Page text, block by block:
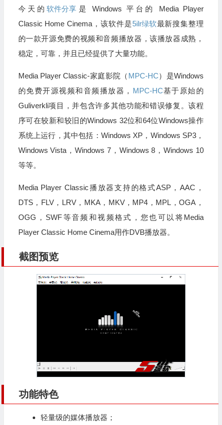
今天的软件分享 是 Windows 平台的 Media Player
Classic Home Cinema，该软件是5ilr绿软最新搜集整理
的一款开源免费的视频和音频播放器，该播放器成熟，
稳定，可靠，并且已经提供了大量功能。
Media Player Classic-家庭影院（ MPC-HC）是Windows
的免费开源视频和音频播放器， MPC-HC基于原始的
Guliverkli项目，并包含许多其他功能和错误修复。该程
序可在较新和较旧的Windows 32位和64位Windows操作
系统上运行，其中包括：Windows XP，Windows SP3，
Windows Vista，Windows 7，Windows 8，Windows 10
等等。
Media Player Classic播放器支持的格式ASP，AAC，
DTS，FLV，LRV，MKA，MKV，MP4，MPL，OGA，
OGG，SWF等音频和视频格式，您也可以将Media
Player Classic Home Cinema用作DVB播放器。
截图预览
功能特色
轻量级的媒体播放器；